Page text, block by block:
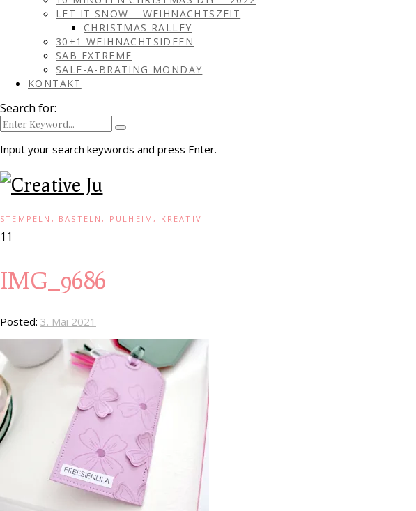
LET IT SNOW – WEIHNACHTSZEIT
CHRISTMAS RALLEY
30+1 WEIHNACHTSIDEEN
SAB EXTREME
SALE-A-BRATING MONDAY
KONTAKT
Search for:
Input your search keywords and press Enter.
STEMPELN, BASTELN, PULHEIM, KREATIV
11
IMG_9686
Posted: 3. Mai 2021